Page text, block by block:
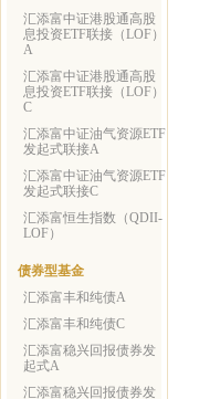
汇添富中证港股通高股
息投资ETF联接（LOF）
A
汇添富中证港股通高股
息投资ETF联接（LOF）
C
汇添富中证油气资源ETF
发起式联接A
汇添富中证油气资源ETF
发起式联接C
汇添富恒生指数（QDII-
LOF）
债券型基金
汇添富丰和纯债A
汇添富丰和纯债C
汇添富稳兴回报债券发
起式A
汇添富稳兴回报债券发